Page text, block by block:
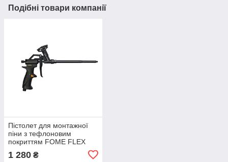
Подібні товари компанії
Пістолет для монтажної
піни з тефлоновим
покриттям FOME FLEX
1 280 ₴